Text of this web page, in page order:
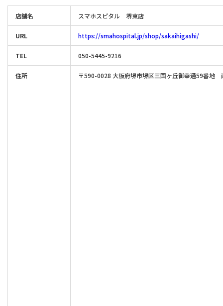
店舗名 スマホスピタル 堺東店
URL https://smahospital.jp/shop/sakaihigashi/
TEL 050-5445-9216
住所 〒590-0028 大阪府堺市堺区三国ヶ丘御幸通59番